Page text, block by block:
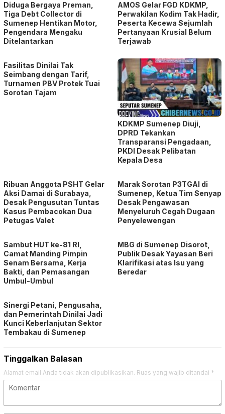
Diduga Bergaya Preman,
Tiga Debt Collector di
Sumenep Hentikan Motor,
Pengendara Mengaku
Ditelantarkan
AMOS Gelar FGD KDKMP,
Perwakilan Kodim Tak Hadir,
Peserta Kecewa Sejumlah
Pertanyaan Krusial Belum
Terjawab
Fasilitas Dinilai Tak
Seimbang dengan Tarif,
Turnamen PBV Protek Tuai
Sorotan Tajam
KDKMP Sumenep Diuji,
DPRD Tekankan
Transparansi Pengadaan,
PKDI Desak Pelibatan
Kepala Desa
Ribuan Anggota PSHT Gelar
Aksi Damai di Surabaya,
Desak Pengusutan Tuntas
Kasus Pembacokan Dua
Petugas Valet
Marak Sorotan P3TGAI di
Sumenep, Ketua Tim Senyap
Desak Pengawasan
Menyeluruh Cegah Dugaan
Penyelewengan
Sambut HUT ke-81 RI,
Camat Manding Pimpin
Senam Bersama, Kerja
Bakti, dan Pemasangan
Umbul-Umbul
MBG di Sumenep Disorot,
Publik Desak Yayasan Beri
Klarifikasi atas Isu yang
Beredar
Sinergi Petani, Pengusaha,
dan Pemerintah Dinilai Jadi
Kunci Keberlanjutan Sektor
Tembakau di Sumenep
Tinggalkan Balasan
Alamat email Anda tidak akan dipublikasikan. Ruas yang wajib ditandai *